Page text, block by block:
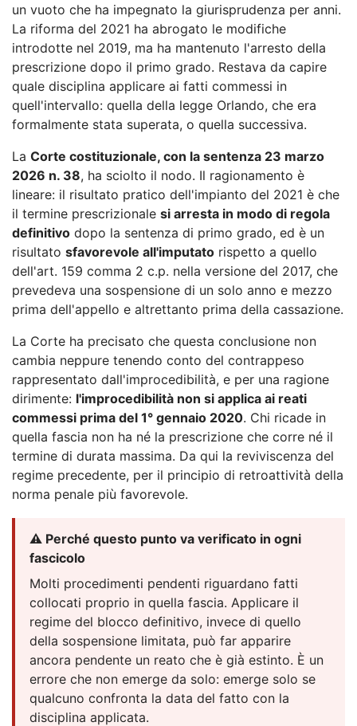
un vuoto che ha impegnato la giurisprudenza per anni.
La riforma del 2021 ha abrogato le modifiche
introdotte nel 2019, ma ha mantenuto l'arresto della
prescrizione dopo il primo grado. Restava da capire
quale disciplina applicare ai fatti commessi in
quell'intervallo: quella della legge Orlando, che era
formalmente stata superata, o quella successiva.
La Corte costituzionale, con la sentenza 23 marzo
2026 n. 38, ha sciolto il nodo. Il ragionamento è
lineare: il risultato pratico dell'impianto del 2021 è che
il termine prescrizionale si arresta in modo di regola
definitivo dopo la sentenza di primo grado, ed è un
risultato sfavorevole all'imputato rispetto a quello
dell'art. 159 comma 2 c.p. nella versione del 2017, che
prevedeva una sospensione di un solo anno e mezzo
prima dell'appello e altrettanto prima della cassazione.
La Corte ha precisato che questa conclusione non
cambia neppure tenendo conto del contrappeso
rappresentato dall'improcedibilità, e per una ragione
dirimente: l'improcedibilità non si applica ai reati
commessi prima del 1° gennaio 2020. Chi ricade in
quella fascia non ha né la prescrizione che corre né il
termine di durata massima. Da qui la reviviscenza del
regime precedente, per il principio di retroattività della
norma penale più favorevole.
⚠️ Perché questo punto va verificato in ogni
fascicolo
Molti procedimenti pendenti riguardano fatti
collocati proprio in quella fascia. Applicare il
regime del blocco definitivo, invece di quello
della sospensione limitata, può far apparire
ancora pendente un reato che è già estinto. È un
errore che non emerge da solo: emerge solo se
qualcuno confronta la data del fatto con la
disciplina applicata.